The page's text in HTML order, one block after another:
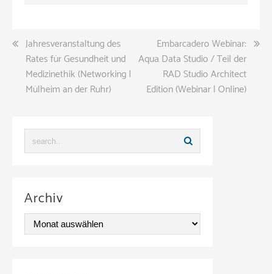
Beitragsnavigation
Jahresveranstaltung des
Rates für Gesundheit und
Medizinethik (Networking |
Mülheim an der Ruhr)
Embarcadero Webinar:
Aqua Data Studio / Teil der
RAD Studio Architect
Edition (Webinar | Online)
Archiv